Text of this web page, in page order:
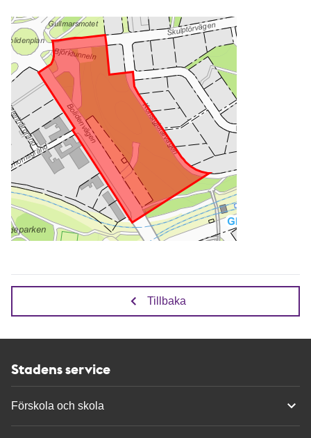
Tillbaka
Stadens service
Förskola och skola